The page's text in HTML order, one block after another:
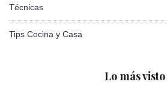
Técnicas
Tips Cocina y Casa
Lo más visto